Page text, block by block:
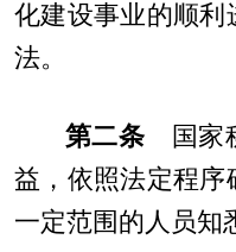
化建设事业的顺利
法。
第二条 国家
益，依照法定程序
一定范围的人员知